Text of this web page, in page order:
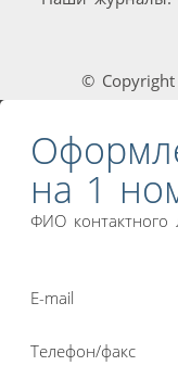
© Copyright
на 1
ФИО контактного
E-mail
Телефон/факс